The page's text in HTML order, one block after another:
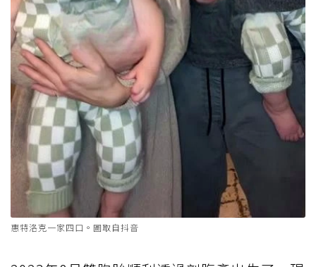
惠特洛克一家四口。圖取自抖音